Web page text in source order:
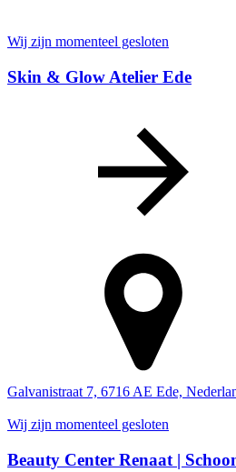
Wij zijn momenteel gesloten
Skin & Glow Atelier Ede
Galvanistraat 7, 6716 AE Ede,
Wij zijn momenteel gesloten
Beauty Center Renaat |